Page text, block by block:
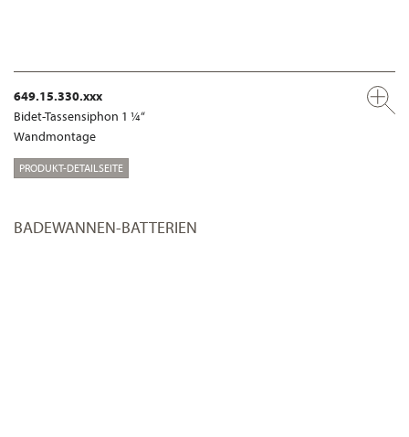
649.15.330.xxx
Bidet-Tassensiphon 1 ¼“
Wandmontage
PRODUKT-DETAILSEITE
BADEWANNEN-BATTERIEN